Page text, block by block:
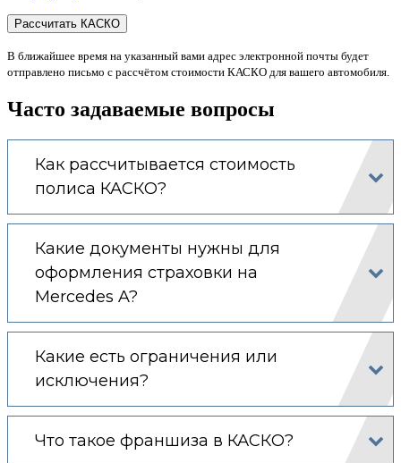
В ближайшее время на указанный вами адрес электронной почты будет
отправлено письмо с рассчётом стоимости КАСКО для вашего автомобиля.
Часто задаваемые вопросы
Как рассчитывается стоимость
полиса КАСКО?
Какие документы нужны для
оформления страховки на
Mercedes A?
Какие есть ограничения или
исключения?
Что такое франшиза в КАСКО?